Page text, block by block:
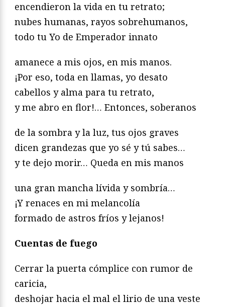
encendieron la vida en tu retrato;
nubes humanas, rayos sobrehumanos,
todo tu Yo de Emperador innato
amanece a mis ojos, en mis manos.
¡Por eso, toda en llamas, yo desato
cabellos y alma para tu retrato,
y me abro en flor!… Entonces, soberanos
de la sombra y la luz, tus ojos graves
dicen grandezas que yo sé y tú sabes…
y te dejo morir… Queda en mis manos
una gran mancha lívida y sombría…
¡Y renaces en mi melancolía
formado de astros fríos y lejanos!
Cuentas de fuego
Cerrar la puerta cómplice con rumor de
caricia,
deshojar hacia el mal el lirio de una veste